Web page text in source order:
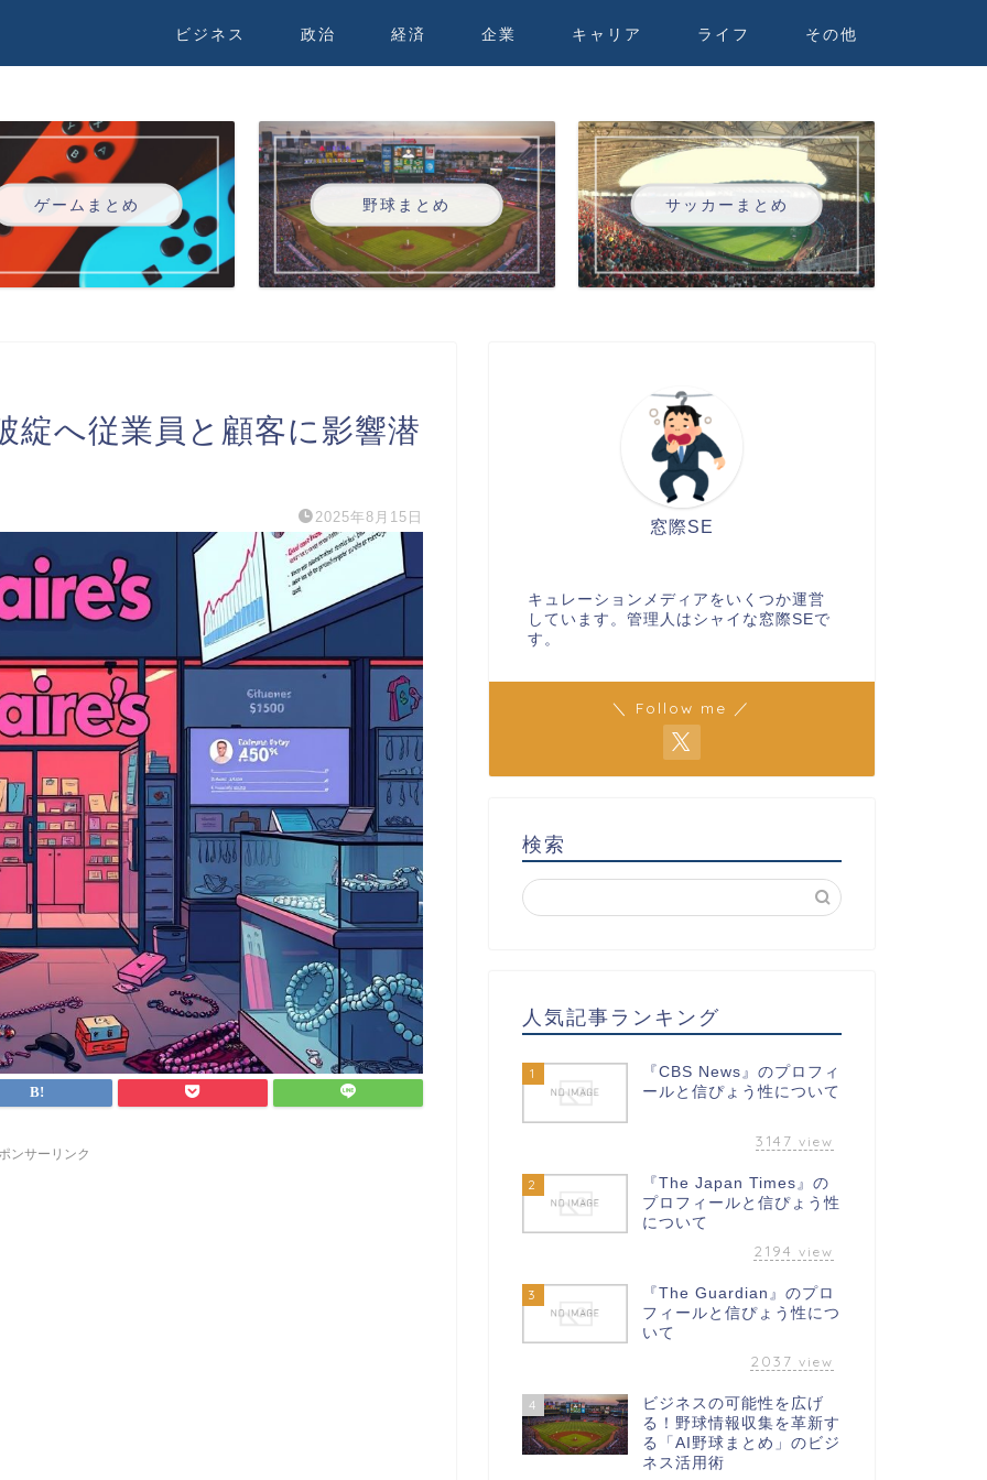
ビジネス 政治 経済 企業 キャリア ライフ その他
ゲームまとめ 野球まとめ サッカーまとめ
綻へ従業員と顧客に影響潜
2025年8月15日
ンサーリンク
窓際SE
キュレーションメディアをいくつか運営
しています。管理人はシャイな窓際SEで
す。
＼ Follow me ／
検索
人気記事ランキング
1
『CBS News』のプロフィ
ールと信ぴょう性について
3147 view
2
『The Japan Times』の
プロフィールと信ぴょう性
について
2194 view
3
『The Guardian』のプロ
フィールと信ぴょう性につ
いて
2037 view
4
ビジネスの可能性を広げ
る！野球情報収集を革新す
る「AI野球まとめ」のビジ
ネス活用術